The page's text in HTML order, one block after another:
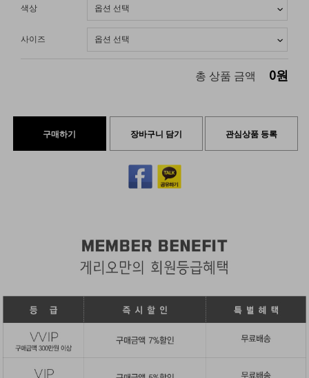
색상
사이즈
총 상품 금액 0원
구매하기 장바구니 담기 관심상품 등록